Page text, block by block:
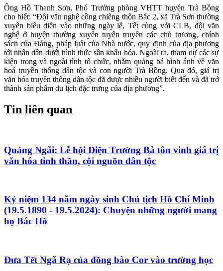
Ông Hồ Thanh Sơn, Phó Trưởng phòng VHTT huyện Trà Bồng
cho biết: “Đội văn nghệ cồng chiêng thôn Bắc 2, xã Trà Sơn thường
xuyên biểu diễn vào những ngày lễ, Tết cùng với CLB, đội văn
nghệ ở huyện thường xuyên tuyên truyền các chủ trương, chính
sách của Đảng, pháp luật của Nhà nước, quy định của địa phương
tới nhân dân dưới hình thức sân khấu hóa. Ngoài ra, tham dự các sự
kiện trong và ngoài tỉnh tổ chức, nhằm quảng bá hình ảnh về văn
hoá truyền thống dân tộc và con người Trà Bồng. Qua đó, giá trị
văn hóa truyền thống dân tộc đã được nhiều người biết đến và đã trở
thành sản phẩm du lịch đặc trưng của địa phương”.
Tin liên quan
Quảng Ngãi: Lễ hội Điện Trường Bà tôn vinh giá trị
văn hóa tinh thần, cội nguồn dân tộc
Kỷ niệm 134 năm ngày sinh Chủ tịch Hồ Chí Minh
(19.5.1890 - 19.5.2024): Chuyện những người mang
họ Bác Hồ
Đưa Tết Ngã Rạ của đồng bào Cor vào trường học